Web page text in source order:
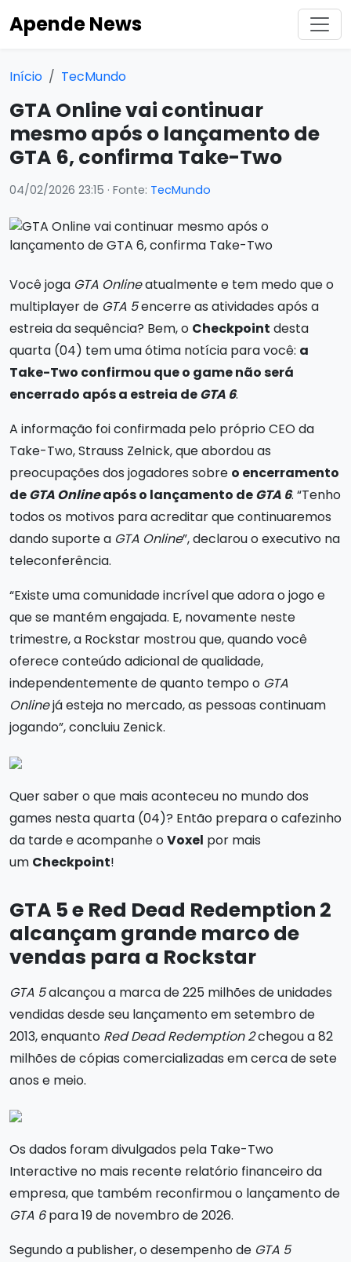
Apende News
Início TecMundo
GTA Online vai continuar
mesmo após o lançamento de
GTA 6, confirma Take-Two
04/02/2026 23:15 · Fonte: TecMundo
Você joga GTA Onlineatualmente e tem medo que o
multiplayer de GTA 5encerre as atividades após a
estreia da sequência? Bem, o Checkpoint desta
quarta (04) tem uma ótima notícia para você: a
Take-Two confirmou que o game não será
encerrado após a estreia deGTA 6.
A informação foi confirmada pelo próprio CEO da
Take-Two, Strauss Zelnick, que abordou as
preocupações dos jogadores sobre o encerramento
deGTA Onlineapós o lançamento deGTA 6. “Tenho
todos os motivos para acreditar que continuaremos
dando suporte a GTA Online”, declarou o executivo na
teleconferência.
“Existe uma comunidade incrível que adora o jogo e
que se mantém engajada. E, novamente neste
trimestre, a Rockstar mostrou que, quando você
oferece conteúdo adicional de qualidade,
independentemente de quanto tempo o GTA
Onlinejá esteja no mercado, as pessoas continuam
jogando”, concluiu Zenick.
Quer saber o que mais aconteceu no mundo dos
games nesta quarta (04)? Então prepara o cafezinho
da tarde e acompanhe oVoxel por mais
um Checkpoint!
GTA 5 e Red Dead Redemption 2
alcançam grande marco de
vendas para a Rockstar
GTA 5alcançou a marca de 225 milhões de unidades
vendidas desde seu lançamento em setembro de
2013, enquanto Red Dead Redemption 2chegou a 82
milhões de cópias comercializadas em cerca de sete
anos e meio.
Os dados foram divulgados pela Take-Two
Interactive no mais recente relatório financeiro da
empresa, que também reconfirmou o lançamento de
GTA 6para 19 de novembro de 2026.
Segundo a publisher, o desempenho de GTA 5